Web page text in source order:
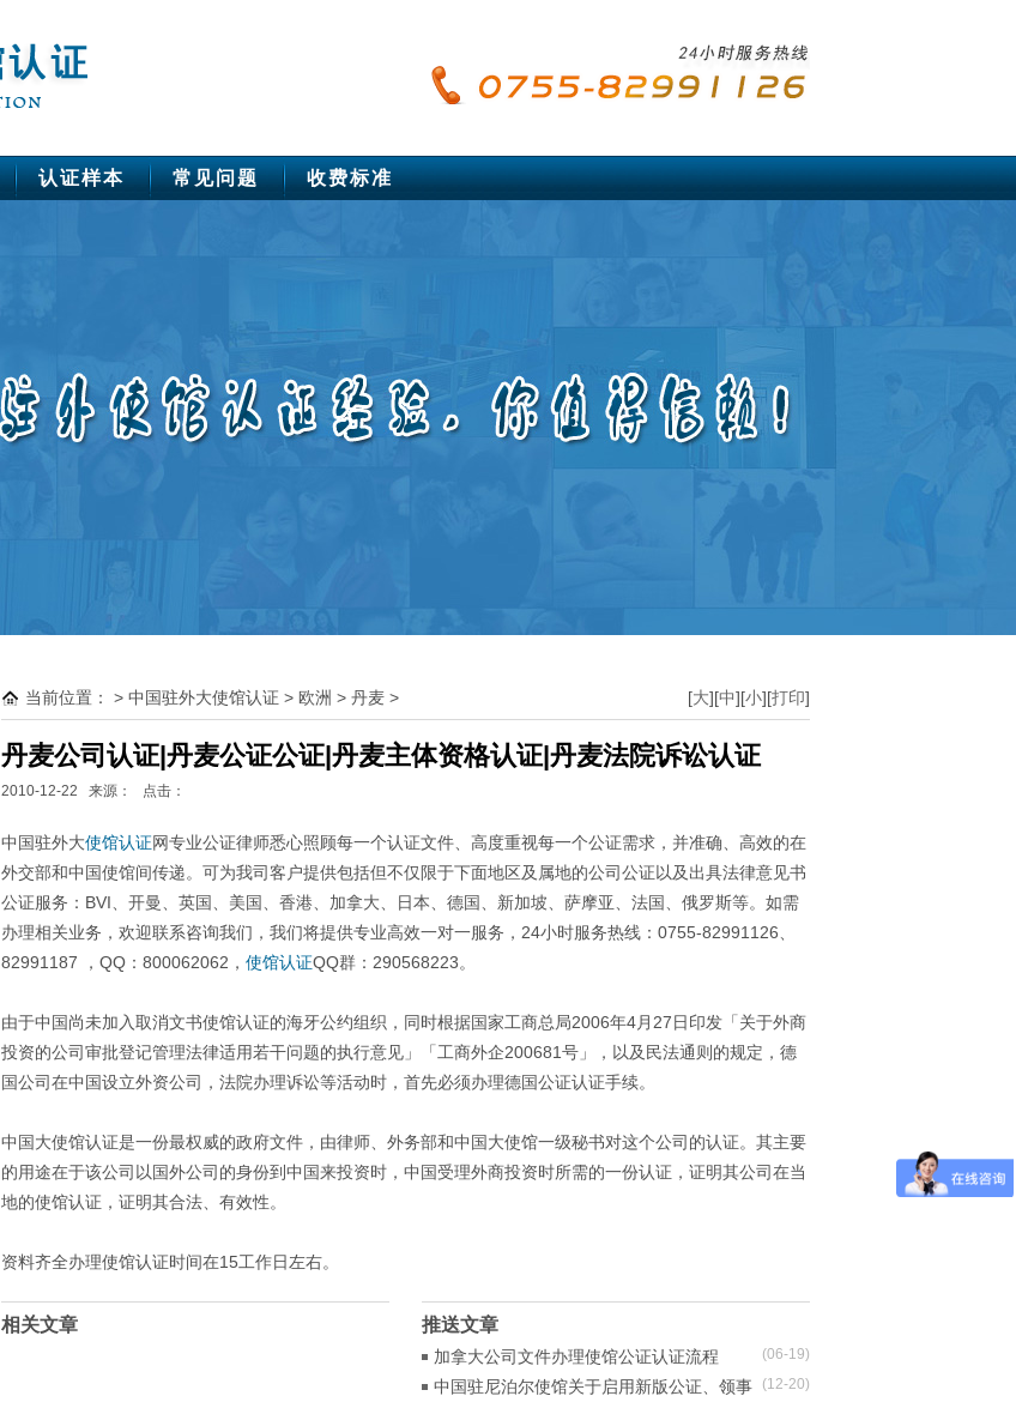
认证样本 常见问题 收费标准
秘鲁
智利
韩国
泰国
塞舌尔
巴哈马
BVI
开曼
加纳
几内亚
马达加斯加
当前位置： > 中国驻外大使馆认证 > 欧洲 > 丹麦 > [大][中][小][打印]
丹麦公司认证|丹麦公证公证|丹麦主体资格认证|丹麦法院诉讼认证
2010-12-22 来源： 点击：
中国驻外大使馆认证网专业公证律师悉心照顾每一个认证文件、高度重视每一个公证需求，并准确、高效的在
外交部和中国使馆间传递。可为我司客户提供包括但不仅限于下面地区及属地的公司公证以及出具法律意见书
公证服务：BVI、开曼、英国、美国、香港、加拿大、日本、德国、新加坡、萨摩亚、法国、俄罗斯等。如需
办理相关业务，欢迎联系咨询我们，我们将提供专业高效一对一服务，24小时服务热线：0755-82991126、
82991187 ，QQ：800062062， 使馆认证QQ群：290568223。
由于中国尚未加入取消文书使馆认证的海牙公约组织，同时根据国家工商总局2006年4月27日印发「关于外商
投资的公司审批登记管理法律适用若干问题的执行意见」「工商外企200681号」，以及民法通则的规定，德
国公司在中国设立外资公司，法院办理诉讼等活动时，首先必须办理德国公证认证手续。
中国大使馆认证是一份最权威的政府文件，由律师、外务部和中国大使馆一级秘书对这个公司的认证。其主要
的用途在于该公司以国外公司的身份到中国来投资时，中国受理外商投资时所需的一份认证，证明其公司在当
地的使馆认证，证明其合法、有效性。
资料齐全办理使馆认证时间在15工作日左右。
相关文章 推送文章
(06-19)
加拿大公司文件办理使馆公证认证流程
(12-20)
中国驻尼泊尔使馆关于启用新版公证、领事